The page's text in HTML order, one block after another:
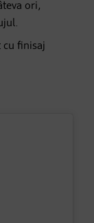
ori,
cu finisaj